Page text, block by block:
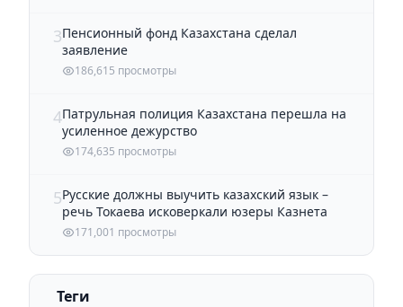
3Пенсионный фонд Казахстана сделал
заявление
186,615 просмотры
4Патрульная полиция Казахстана перешла на
усиленное дежурство
174,635 просмотры
5Русские должны выучить казахский язык –
речь Токаева исковеркали юзеры Казнета
171,001 просмотры
Теги